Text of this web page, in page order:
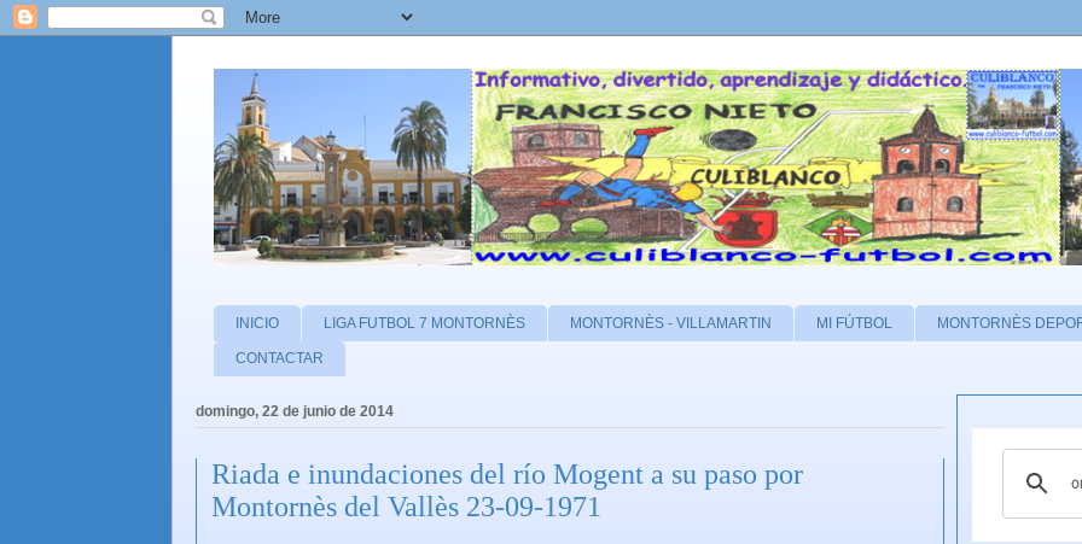
INICIO LIGA FUTBOL 7 MONTORNÈS MONTORNÈS - VILLAMARTIN MI FÚTBOL MONTORNÈS
CONTACTAR
domingo, 22 de junio de 2014
Riada e inundaciones del río Mogent a su paso por
Montornès del Vallès 23-09-1971